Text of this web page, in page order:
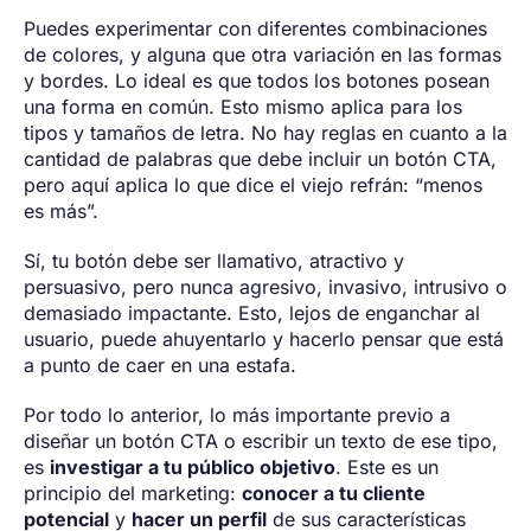
Puedes experimentar con diferentes combinaciones
de colores, y alguna que otra variación en las formas
y bordes. Lo ideal es que todos los botones posean
una forma en común. Esto mismo aplica para los
tipos y tamaños de letra. No hay reglas en cuanto a la
cantidad de palabras que debe incluir un botón CTA,
pero aquí aplica lo que dice el viejo refrán: “menos
es más”.
Sí, tu botón debe ser llamativo, atractivo y
persuasivo, pero nunca agresivo, invasivo, intrusivo o
demasiado impactante. Esto, lejos de enganchar al
usuario, puede ahuyentarlo y hacerlo pensar que está
a punto de caer en una estafa.
Por todo lo anterior, lo más importante previo a
diseñar un botón CTA o escribir un texto de ese tipo,
es investigar a tu público objetivo. Este es un
principio del marketing: conocer a tu cliente
potencial y hacer un perfil de sus características